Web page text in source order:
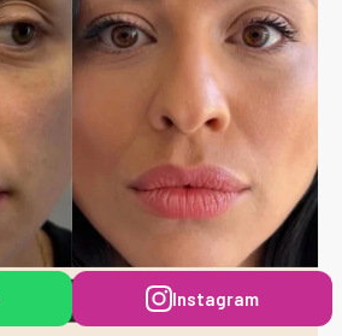
Instagram